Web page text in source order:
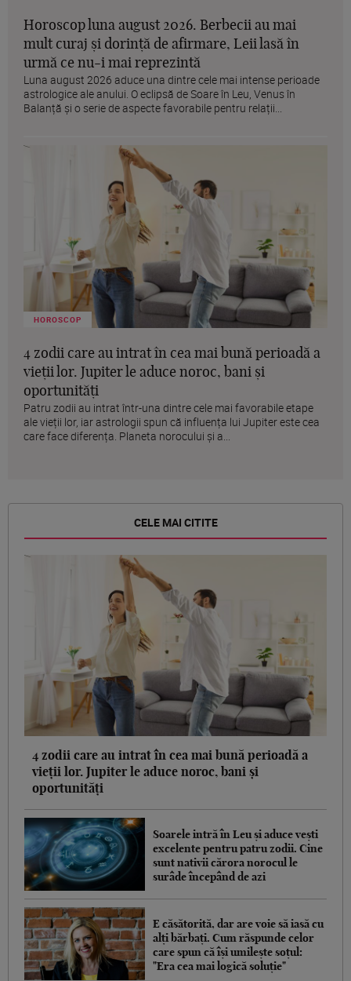
Horoscop luna august 2026. Berbecii au mai
mult curaj și dorință de afirmare, Leii lasă în
urmă ce nu-i mai reprezintă
Luna august 2026 aduce una dintre cele mai intense perioade
astrologice ale anului. O eclipsă de Soare în Leu, Venus în
Balanță și o serie de aspecte favorabile pentru relații...
HOROSCOP
4 zodii care au intrat în cea mai bună perioadă a
vieții lor. Jupiter le aduce noroc, bani și
oportunități
Patru zodii au intrat într-una dintre cele mai favorabile etape
ale vieții lor, iar astrologii spun că influența lui Jupiter este cea
care face diferența. Planeta norocului și a...
CELE MAI CITITE
4 zodii care au intrat în cea mai bună perioadă a
vieții lor. Jupiter le aduce noroc, bani și
oportunități
Soarele intră în Leu și aduce vești
excelente pentru patru zodii. Cine
sunt nativii cărora norocul le
surâde începând de azi
E căsătorită, dar are voie să iasă cu
alți bărbați. Cum răspunde celor
care spun că își umilește soțul:
"Era cea mai logică soluție"